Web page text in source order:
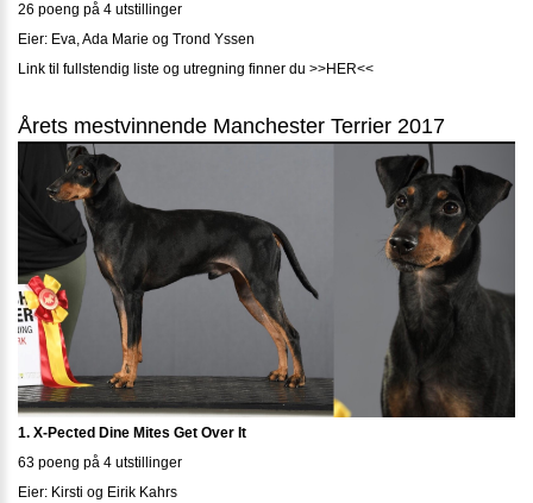
26 poeng på 4 utstillinger
Eier: Eva, Ada Marie og Trond Yssen
Link til fullstendig liste og utregning finner du >>HER<<
Årets mestvinnende Manchester Terrier 2017
1. X-Pected Dine Mites Get Over It
63 poeng på 4 utstillinger
Eier: Kirsti og Eirik Kahrs